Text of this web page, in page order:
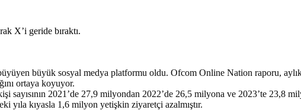
büyük sosyal medya platformu oldu. Ofcom Online Nation raporu,
ortaya koyuyor.
sayısının 2021’de 27,9 milyondan 2022’de 26,5 milyona ve 2023’te 23,8
yıla kıyasla 1,6 milyon yetişkin ziyaretçi azalmıştır.